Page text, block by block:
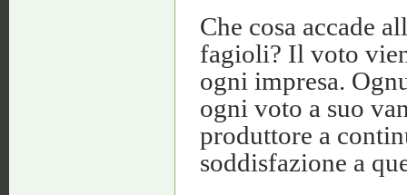
Che cosa accade
fagioli? Il voto
ogni impresa.
ogni voto a suo
produttore a
soddisfazione a